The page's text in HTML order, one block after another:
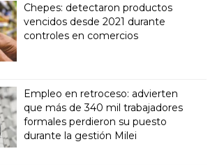
Chepes: detectaron productos
vencidos desde 2021 durante
controles en comercios
Empleo en retroceso: advierten
que más de 340 mil trabajadores
formales perdieron su puesto
durante la gestión Milei